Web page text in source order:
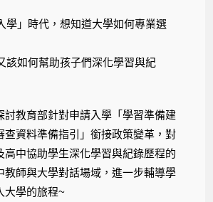
學」時代，想知道大學如何專業選
該如何幫助孩子們深化學習與紀
討教育部針對申請入學「學習準備建
查資料準備指引」銜接政策變革，對
高中協助學生深化學習與紀錄歷程的
教師與大學對話場域，進一步輔導學
大學的旅程~